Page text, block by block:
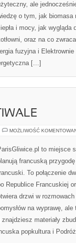
ale
o tym, jak biomasa
i mocy, jak wygląda
oraz na co
fuzyjna i
[…]
MOŻLIWOŚĆ
to miejsce
francuską
To połączenie
Republice Francuskiej
drzwi w
na wyprawę,
materiały
popkultura i